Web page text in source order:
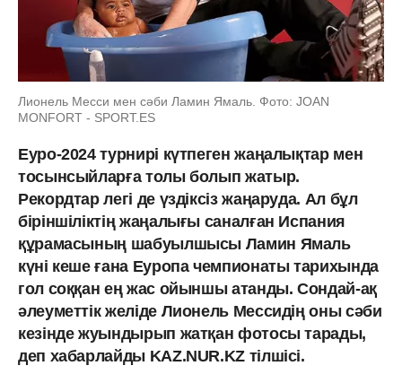
Лионель Месси мен сәби Ламин Ямаль. Фото: JOAN
MONFORT - SPORT.ES
Еуро-2024 турнирі күтпеген жаңалықтар мен
тосынсыйларға толы болып жатыр.
Рекордтар легі де үздіксіз жаңаруда. Ал бұл
біріншіліктің жаңалығы саналған Испания
құрамасының шабуылшысы Ламин Ямаль
күні кеше ғана Еуропа чемпионаты тарихында
гол соққан ең жас ойыншы атанды. Сондай-ақ
әлеуметтік желіде Лионель Мессидің оны сәби
кезінде жуындырып жатқан фотосы тарады,
деп хабарлайды KAZ.NUR.KZ тілшісі.